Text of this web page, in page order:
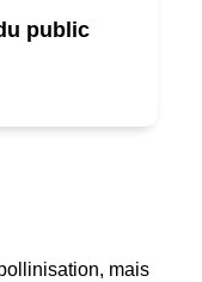
public
mais